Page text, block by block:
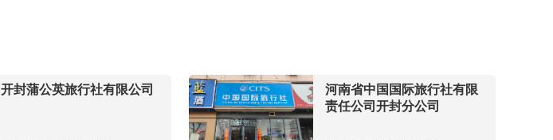
开封蒲公英旅行社有限公司
河南省中国国际旅行社有限
责任公司开封分公司